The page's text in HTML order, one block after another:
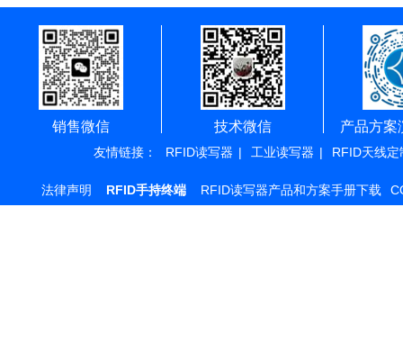
销售微信 技术微信 产品方案
友情链接： RFID读写器 | 工业读写器 | RFID天线定
法律声明 RFID手持终端 RFID读写器产品和方案手册下载